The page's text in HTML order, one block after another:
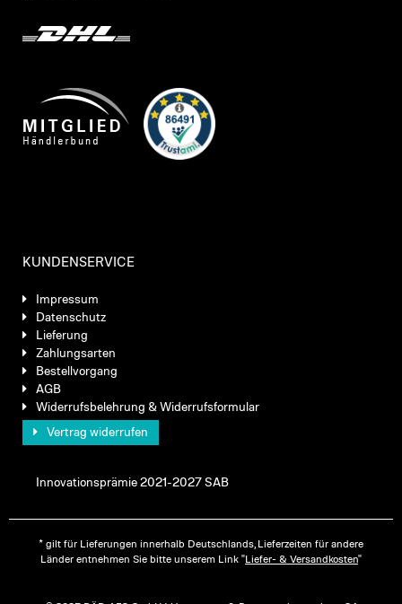
KUNDENSERVICE
Impressum
Datenschutz
Lieferung
Zahlungsarten
Bestellvorgang
AGB
Widerrufsbelehrung & Widerrufsformular
Vertrag widerrufen
Innovationsprämie 2021-2027 SAB
* gilt für Lieferungen innerhalb Deutschlands, Lieferzeiten für andere
Länder entnehmen Sie bitte unserem Link "Liefer- & Versandkosten"